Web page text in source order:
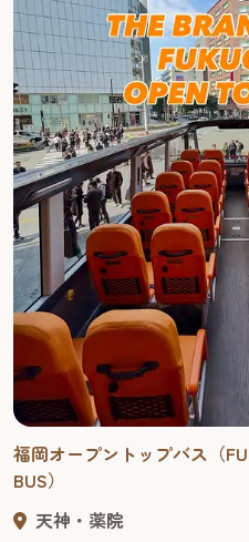
福岡オープントップバス（
BUS）
天神・薬院